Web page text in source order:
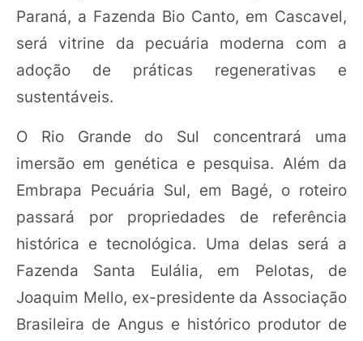
Paraná, a Fazenda Bio Canto, em Cascavel,
será vitrine da pecuária moderna com a
adoção de práticas regenerativas e
sustentáveis.
O Rio Grande do Sul concentrará uma
imersão em genética e pesquisa. Além da
Embrapa Pecuária Sul, em Bagé, o roteiro
passará por propriedades de referência
histórica e tecnológica. Uma delas será a
Fazenda Santa Eulália, em Pelotas, de
Joaquim Mello, ex-presidente da Associação
Brasileira de Angus e histórico produtor de